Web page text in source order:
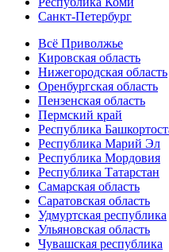
Санкт-Петербург
Всё Приволжье
Кировская область
Нижегородская область
Оренбургская область
Пензенская область
Пермский край
Республика
Республика Марий Эл
Республика Мордовия
Республика Татарстан
Самарская область
Саратовская область
Удмуртская республика
Ульяновская область
Чувашская республика